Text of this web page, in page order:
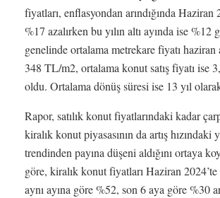
fiyatları, enflasyondan arındığında Haziran
%17 azalırken bu yılın altı ayında ise
genelinde ortalama metrekare fiyatı haziran
348 TL/m2, ortalama konut satış fiyatı ise
oldu. Ortalama dönüş süresi ise 13 yıl
Rapor, satılık konut fiyatlarındaki kadar
kiralık konut piyasasının da artış hızındaki
trendinden payına düşeni aldığını ortaya
göre, kiralık konut fiyatları Haziran 2024’te
aynı ayına göre %52, son 6 aya göre %30